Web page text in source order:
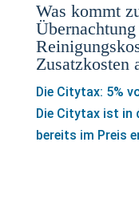
Was kommt
Zusatzkosten
Die Citytax: 5%
Die Citytax ist in
bereits im Preis